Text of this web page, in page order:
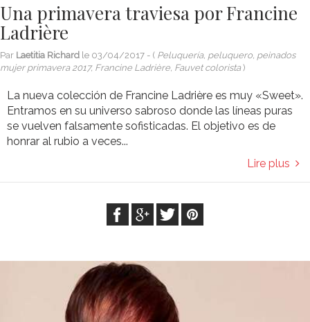
Una primavera traviesa por Francine
Ladrière
Par Laetitia Richard le 03/04/2017 - ( Peluquería, peluquero, peinados
mujer primavera 2017, Francine Ladrière, Fauvet colorista)
La nueva colección de Francine Ladrière es muy «Sweet».
Entramos en su universo sabroso donde las líneas puras
se vuelven falsamente sofisticadas. El objetivo es de
honrar al rubio a veces...
Lire plus